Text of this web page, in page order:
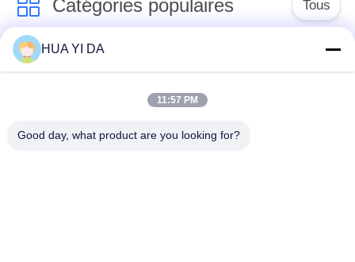
Catégories populaires Tous
machine de ressort
de commande
Machine de
ressort
HUA YI DA
11:57 PM
Good day, what product are you looking for?